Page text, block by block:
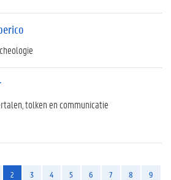
tolken en communicatie
2 3 4 5 6 7 8
9